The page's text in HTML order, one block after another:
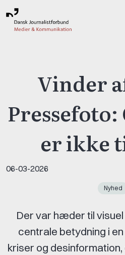
Vinder
er ikke
06-03-2026
Nyhed
Der var hæder til
centrale betydning i
kriser og